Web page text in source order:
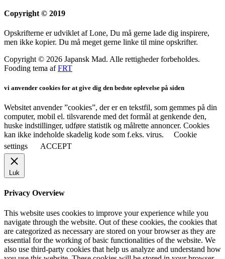
Copyright © 2019
Opskrifterne er udviklet af Lone, Du må gerne lade dig inspirere,
men ikke kopier. Du må meget gerne linke til mine opskrifter.
Copyright © 2026 Japansk Mad. Alle rettigheder forbeholdes.
Fooding tema afFRT
vi anvender cookies for at give dig den bedste oplevelse på siden
Websitet anvender ”cookies”, der er en tekstfil, som gemmes på din
computer, mobil el. tilsvarende med det formål at genkende den,
huske indstillinger, udføre statistik og målrette annoncer. Cookies
kan ikke indeholde skadelig kode som f.eks. virus.
Cookie
settings
ACCEPT
Luk
Privacy Overview
This website uses cookies to improve your experience while you
navigate through the website. Out of these cookies, the cookies that
are categorized as necessary are stored on your browser as they are
essential for the working of basic functionalities of the website. We
also use third-party cookies that help us analyze and understand how